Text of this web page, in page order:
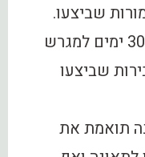
🔹49 כלי רכב הושבתו למשך 30 ימים למגרש
שביצעו
תואמת את